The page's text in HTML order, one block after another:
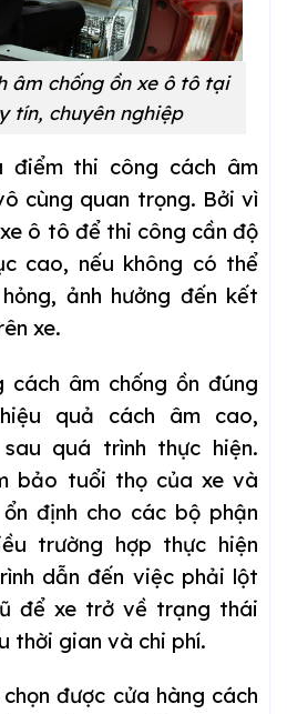
âm chống ồn xe ô tô tại
tín, chuyên nghiệp
điểm thi công cách âm
cùng quan trọng. Bởi vì
ô tô để thi công cần độ
cao, nếu không có thể
ảnh hưởng đến kết
xe.
cách âm chống ồn đúng
quả cách âm cao,
quá trình thực hiện.
bảo tuổi thọ của xe và
định cho các bộ phận
trường hợp thực hiện
dẫn đến việc phải lột
để xe trở về trạng thái
thời gian và chi phí.
được cửa hàng cách